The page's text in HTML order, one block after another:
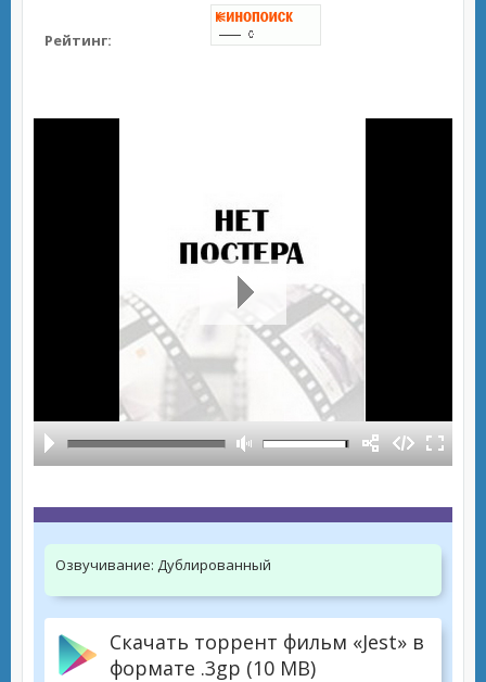
Рейтинг:
Озвучивание: Дублированный
Скачать торрент фильм «Jest» в
формате .3gp (10 MB)